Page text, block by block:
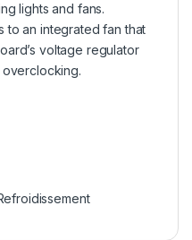
lights and fans.
to an integrated fan that
voltage regulator